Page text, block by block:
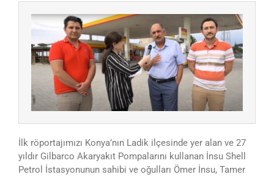
İlk röportajımızı Konya’nın Ladik ilçesinde yer alan ve 27
yıldır Gilbarco Akaryakıt Pompalarını kullanan İnsu Shell
Petrol İstasyonunun sahibi ve oğulları Ömer İnsu, Tamer